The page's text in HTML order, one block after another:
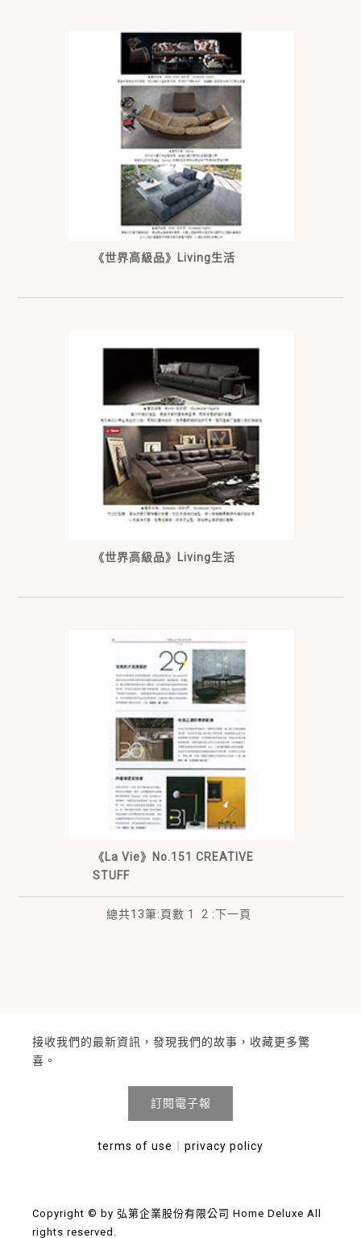
《世界高級品》Living生活
《世界高級品》Living生活
《La Vie》No.151 CREATIVE
STUFF
總共13筆:頁數 1 2 :下一頁
Copyright © by 弘第企業股份有限公司 Home Deluxe All
rights reserved.
接收我們的最新資訊，發現我們的故事，收藏更多驚
喜。
訂閱電子報
terms of use privacy policy